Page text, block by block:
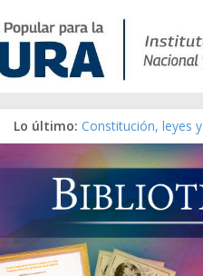
Lo último: Constitución, leyes
Una Parálisis
Modesta Bor
Gaceta Oficial de la
Catálogo temático